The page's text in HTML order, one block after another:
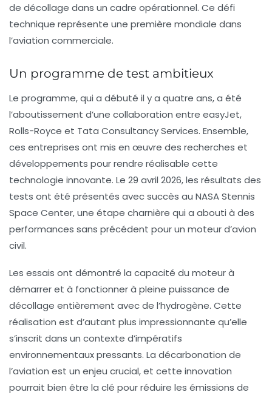
de décollage dans un cadre opérationnel. Ce défi
technique représente une première mondiale dans
l’aviation commerciale.
Un programme de test ambitieux
Le programme, qui a débuté il y a quatre ans, a été
l’aboutissement d’une collaboration entre easyJet,
Rolls-Royce et Tata Consultancy Services. Ensemble,
ces entreprises ont mis en œuvre des recherches et
développements pour rendre réalisable cette
technologie innovante. Le 29 avril 2026, les résultats des
tests ont été présentés avec succès au NASA Stennis
Space Center, une étape charnière qui a abouti à des
performances sans précédent pour un moteur d’avion
civil.
Les essais ont démontré la capacité du moteur à
démarrer et à fonctionner à pleine puissance de
décollage entièrement avec de l’hydrogène. Cette
réalisation est d’autant plus impressionnante qu’elle
s’inscrit dans un contexte d’impératifs
environnementaux pressants. La décarbonation de
l’aviation est un enjeu crucial, et cette innovation
pourrait bien être la clé pour réduire les émissions de